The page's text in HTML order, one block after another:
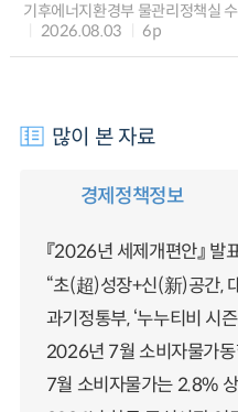
기후에너지환경부 물관리정책실
2026.08.03
6p
많이 본 자료
경제정책정보
『2026년 세제개편안』 발
“초(超)성장+신(新)공간,
과기정통부, ‘누누티비 시
2026년 7월 소비자물가
7월 소비자물가는 2.8%